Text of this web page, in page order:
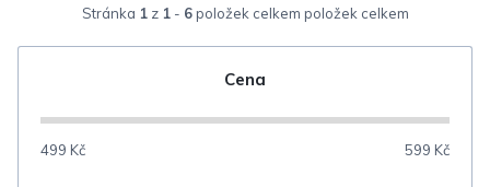
Stránka 1z 1- 6položek celkem
e
Cena
499 Kč 599 Kč